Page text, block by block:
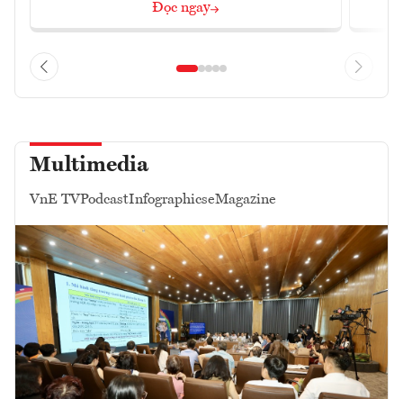
Đọc ngay
Multimedia
VnE TVPodcastInfographicseMagazine